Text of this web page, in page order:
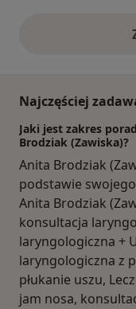
Najczęściej
Jaki jest zakres
Brodziak (Zawiska)?
Anita Brodziak
podstawie
Anita Brodziak
konsultacja
laryngologiczna +
laryngologiczna z
płukanie uszu,
jam nosa,